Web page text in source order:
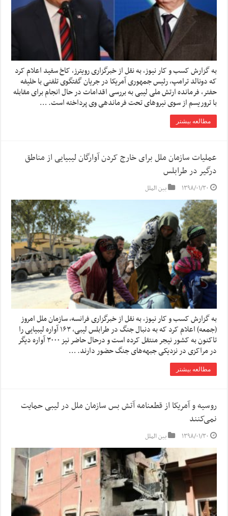
به گزارش کسب و کار نیوز، به نقل از خبرگزاری رویترز، کاخ سفید اعلام کرد
که دونالد ترامپ، رئیس جمهوری آمریکا در جریان گفتگوی تلفنی با خلیفه
حفتر، فرمانده ارتش ملی لیبی به بررسی اقدامات در حال انجام برای مقابله
با تروریسم از سوی نیروهای تحت فرماندهی وی پرداخته است. …
مطالعه بیشتر
عملیات سازمان ملل برای خارج کردن آوارگان لیبیایی از مناطق
درگیر در طرابلس
۱۳۹۸/۰۱/۳۰ بین الملل
به گزارش کسب و کار نیوز، به نقل از خبرگزاری فرانسه، سازمان ملل امروز
(جمعه) اعلام کرد که به دنبال جنگ در طرابلس لیبی، ۱۶۳ آواره لیبیایی را
تاکنون به کشور نیجر منتقل کرده است و درحال حاضر نیز ۳۰۰۰ آواره دیگر
در مراکزی در نزدیکی جبهه‌های جنگ حضور دارند. …
مطالعه بیشتر
روسیه و آمریکا از قطعنامه آتش بس سازمان ملل در لیبی حمایت
نمی‌کنند
۱۳۹۸/۰۱/۳۰ بین الملل